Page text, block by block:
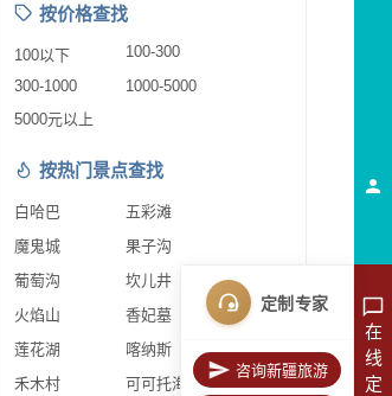
按价格查找
100以下
100-300
300-1000
1000-5000
5000元以上
按热门景点查找
白哈巴
五彩滩
魔鬼城
果子沟
葡萄沟
坎儿井
火焰山
香妃墓
莲花湖
喀纳斯
禾木村
可可托海
在
线
定
定制专家
咨询新疆旅游